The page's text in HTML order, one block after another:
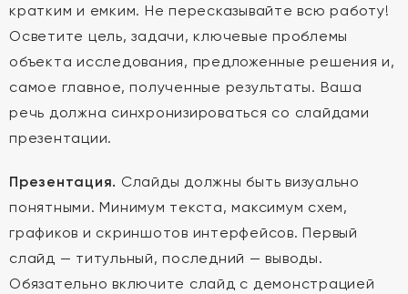
кратким и емким. Не пересказывайте всю работу!
Осветите цель, задачи, ключевые проблемы
объекта исследования, предложенные решения и,
самое главное, полученные результаты. Ваша
речь должна синхронизироваться со слайдами
презентации.
Презентация. Слайды должны быть визуально
понятными. Минимум текста, максимум схем,
графиков и скриншотов интерфейсов. Первый
слайд — титульный, последний — выводы.
Обязательно включите слайд с демонстрацией